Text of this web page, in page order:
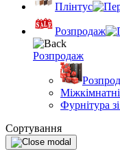
Плінтус
Розпродаж
Розпродаж
Фурнітура
Сортування